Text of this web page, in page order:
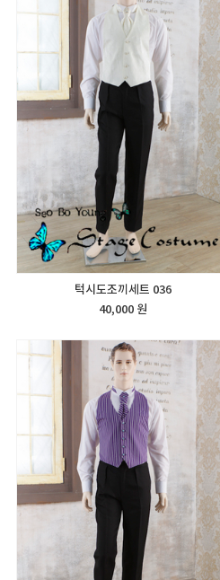
턱시도조끼세트 036
40,000 원